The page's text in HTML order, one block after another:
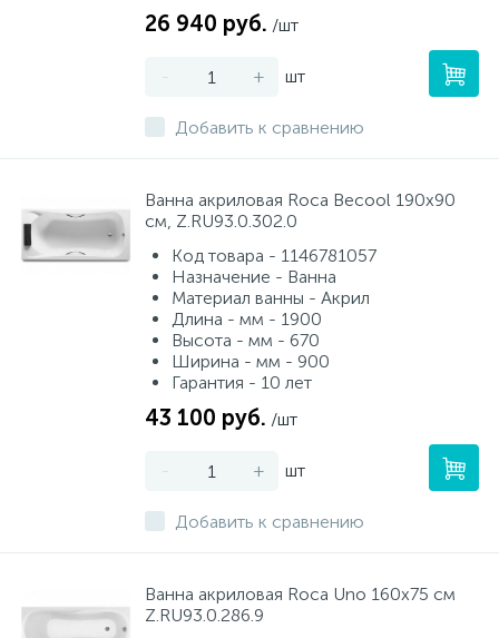
26 940 руб. /шт
- + шт
Добавить к сравнению
Ванна акриловая Roca Becool 190х90
см, Z.RU93.0.302.0
Код товара - 1146781057
Назначение - Ванна
Материал ванны - Акрил
Длина - мм - 1900
Высота - мм - 670
Ширина - мм - 900
Гарантия - 10 лет
43 100 руб. /шт
- + шт
Добавить к сравнению
Ванна акриловая Roca Uno 160х75 см
Z.RU93.0.286.9